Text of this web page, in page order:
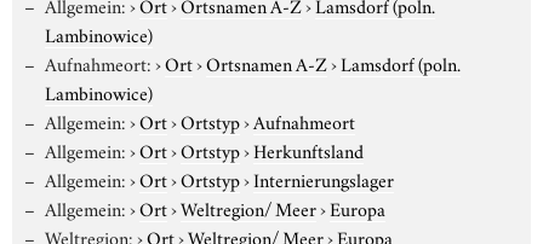
Lambinowice)
Aufnahmeort:›Ort›Ortsnamen A-Z›Lamsdorf (poln.
Lambinowice)
Allgemein:›Ort›Ortstyp›Aufnahmeort
Allgemein:›Ort›Ortstyp›Herkunftsland
Allgemein:›Ort›Ortstyp›Internierungslager
Allgemein:›Ort›Weltregion/ Meer›Europa
Weltregion:›Ort›Weltregion/ Meer›Europa